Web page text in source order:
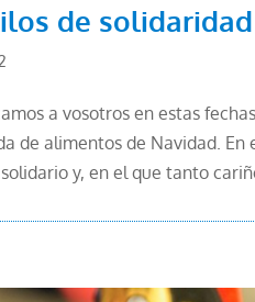
de solidaridad
a vosotros en estas
de alimentos de Navidad.
y, en el que tanto